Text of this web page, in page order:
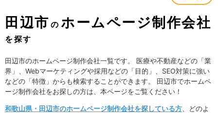
田辺市 の ホームページ制作会社
を探す
田辺市のホームページ制作会社一覧です。 医療や不動産などの「業
界」、Webマーケティングや採用などの「目的」、SEO対策に強い
などの「特徴」からも検索することができます。 田辺市でホームペ
ージ制作会社をお探しの方は、本ページをご覧ください！
和歌山県・田辺市のホームページ制作会社を探している方 、どのよ